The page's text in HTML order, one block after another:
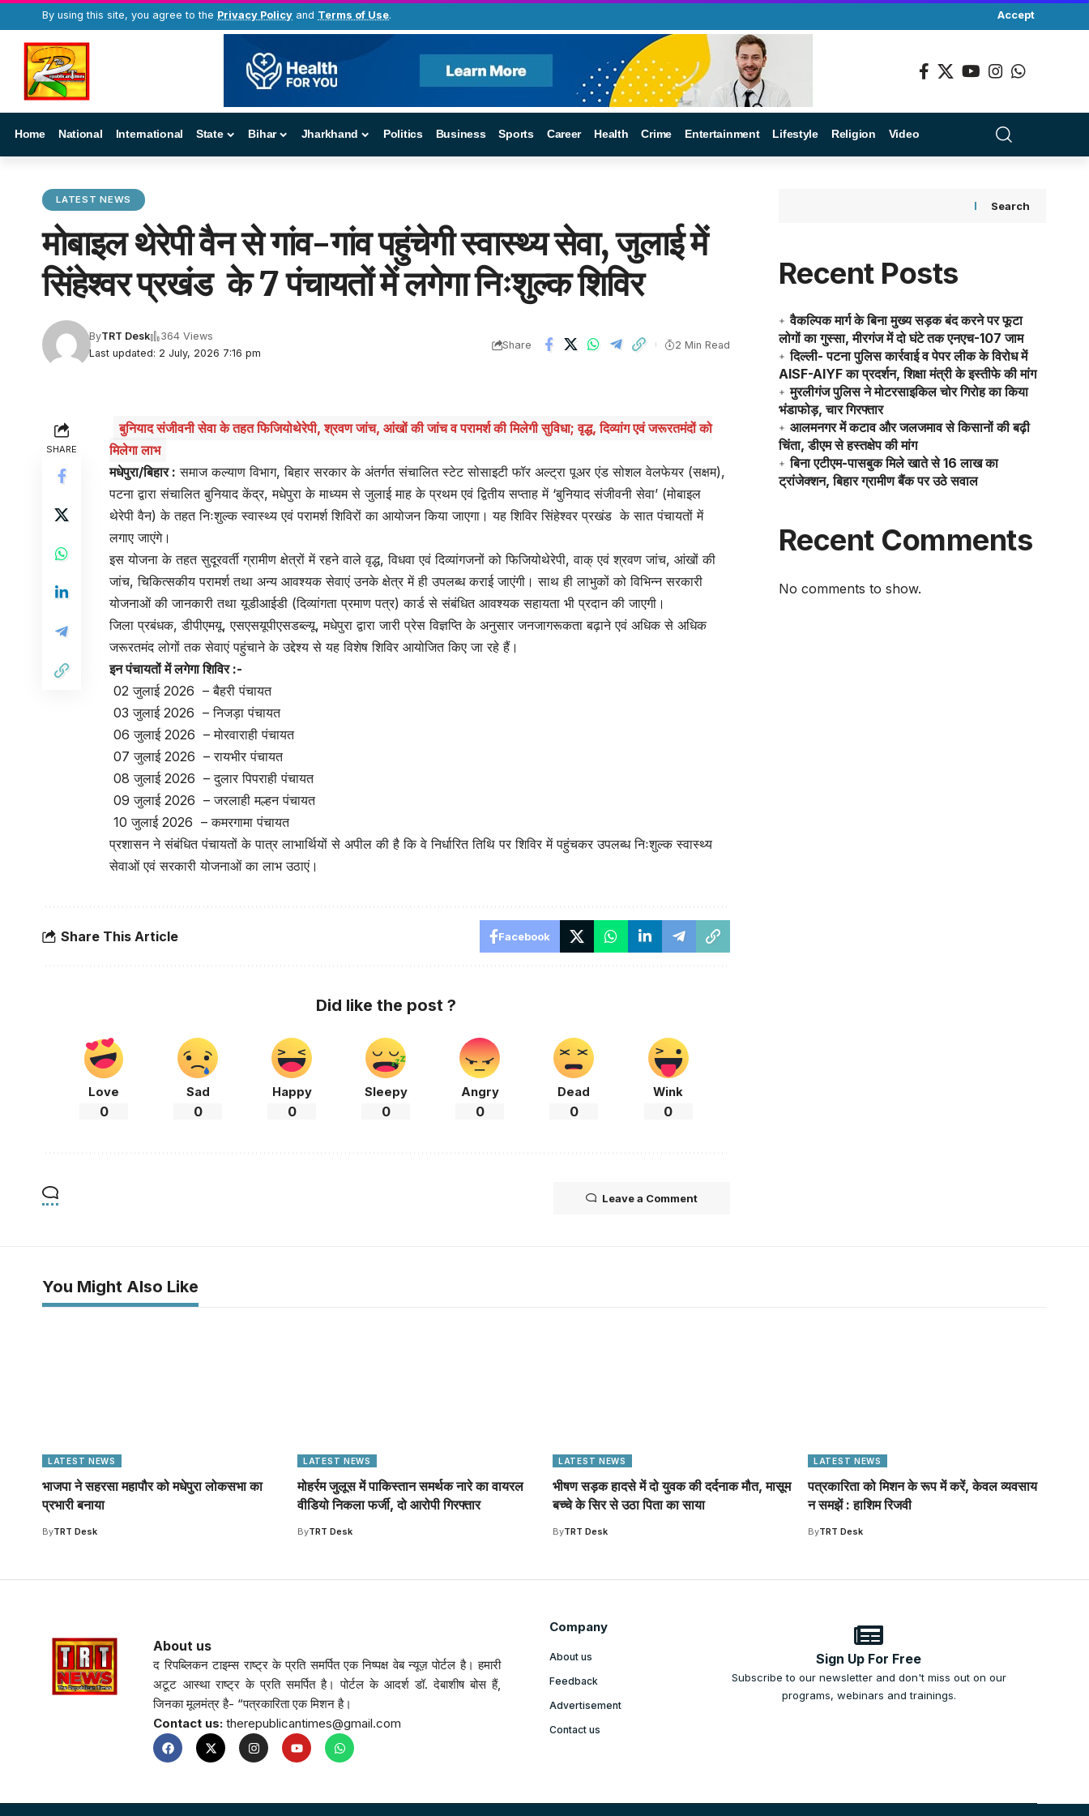
By using this site, you agree to the Privacy Policy and Terms of Use. Accept
Home National International State Bihar Jharkhand Politics Business Sports Career Health Crime Entertainment Lifestyle Religion Video
LATEST NEWS
मोबाइल थेरेपी वैन से गांव-गांव पहुंचेगी स्वास्थ्य सेवा, जुलाई में
सिंहेश्वर प्रखंड के 7 पंचायतों में लगेगा निःशुल्क शिविर
Last updated: 2 July, 2026 7:16 pm
ByTRT Desk 364 Views
Share 2 Min Read
SHARE
बुनियाद संजीवनी सेवा के तहत फिजियोथेरेपी, श्रवण जांच, आंखों की जांच व परामर्श की मिलेगी सुविधा; वृद्ध, दिव्यांग एवं जरूरतमंदों को
मिलेगा लाभ
मधेपुरा/बिहार : समाज कल्याण विभाग, बिहार सरकार के अंतर्गत संचालित स्टेट सोसाइटी फॉर अल्ट्रा पूअर एंड सोशल वेलफेयर (सक्षम),
पटना द्वारा संचालित बुनियाद केंद्र, मधेपुरा के माध्यम से जुलाई माह के प्रथम एवं द्वितीय सप्ताह में ‘बुनियाद संजीवनी सेवा’ (मोबाइल
थेरेपी वैन) के तहत निःशुल्क स्वास्थ्य एवं परामर्श शिविरों का आयोजन किया जाएगा। यह शिविर सिंहेश्वर प्रखंड के सात पंचायतों में
लगाए जाएंगे।
इस योजना के तहत सुदूरवर्ती ग्रामीण क्षेत्रों में रहने वाले वृद्ध, विधवा एवं दिव्यांगजनों को फिजियोथेरेपी, वाक् एवं श्रवण जांच, आंखों की
जांच, चिकित्सकीय परामर्श तथा अन्य आवश्यक सेवाएं उनके क्षेत्र में ही उपलब्ध कराई जाएंगी। साथ ही लाभुकों को विभिन्न सरकारी
योजनाओं की जानकारी तथा यूडीआईडी (दिव्यांगता प्रमाण पत्र) कार्ड से संबंधित आवश्यक सहायता भी प्रदान की जाएगी।
जिला प्रबंधक, डीपीएमयू, एसएसयूपीएसडब्ल्यू, मधेपुरा द्वारा जारी प्रेस विज्ञप्ति के अनुसार जनजागरूकता बढ़ाने एवं अधिक से अधिक
जरूरतमंद लोगों तक सेवाएं पहुंचाने के उद्देश्य से यह विशेष शिविर आयोजित किए जा रहे हैं।
इन पंचायतों में लगेगा शिविर :-
02 जुलाई 2026 – बैहरी पंचायत
03 जुलाई 2026 – निजड़ा पंचायत
06 जुलाई 2026 – मोरवाराही पंचायत
07 जुलाई 2026 – रायभीर पंचायत
08 जुलाई 2026 – दुलार पिपराही पंचायत
09 जुलाई 2026 – जरलाही मल्हन पंचायत
10 जुलाई 2026 – कमरगामा पंचायत
प्रशासन ने संबंधित पंचायतों के पात्र लाभार्थियों से अपील की है कि वे निर्धारित तिथि पर शिविर में पहुंचकर उपलब्ध निःशुल्क स्वास्थ्य
सेवाओं एवं सरकारी योजनाओं का लाभ उठाएं।
Share This Article Facebook
Did like the post ?
Love
0
Sad
0
Happy
0
Sleepy
0
Angry
0
Dead
0
Wink
0
Leave a Comment
Search
Recent Posts
वैकल्पिक मार्ग के बिना मुख्य सड़क बंद करने पर फूटा
लोगों का गुस्सा, मीरगंज में दो घंटे तक एनएच-107 जाम
दिल्ली- पटना पुलिस कार्रवाई व पेपर लीक के विरोध में
AISF-AIYF का प्रदर्शन, शिक्षा मंत्री के इस्तीफे की मांग
मुरलीगंज पुलिस ने मोटरसाइकिल चोर गिरोह का किया
भंडाफोड़, चार गिरफ्तार
आलमनगर में कटाव और जलजमाव से किसानों की बढ़ी
चिंता, डीएम से हस्तक्षेप की मांग
बिना एटीएम-पासबुक मिले खाते से 16 लाख का
ट्रांजेक्शन, बिहार ग्रामीण बैंक पर उठे सवाल
Recent Comments
No comments to show.
You Might Also Like
LATEST NEWS
भाजपा ने सहरसा महापौर को मधेपुरा लोकसभा का
प्रभारी बनाया
ByTRT Desk
LATEST NEWS
मोहर्रम जुलूस में पाकिस्तान समर्थक नारे का वायरल
वीडियो निकला फर्जी, दो आरोपी गिरफ्तार
ByTRT Desk
LATEST NEWS
भीषण सड़क हादसे में दो युवक की दर्दनाक मौत, मासूम
बच्चे के सिर से उठा पिता का साया
ByTRT Desk
LATEST NEWS
पत्रकारिता को मिशन के रूप में करें, केवल व्यवसाय
न समझें : हाशिम रिजवी
ByTRT Desk
About us
द रिपब्लिकन टाइम्स राष्ट्र के प्रति समर्पित एक निष्पक्ष वेब न्यूज़ पोर्टल है। हमारी
अटूट आस्था राष्ट्र के प्रति समर्पित है। पोर्टल के आदर्श डॉ. देबाशीष बोस हैं,
जिनका मूलमंत्र है- “पत्रकारिता एक मिशन है।
Contact us: therepublicantimes@gmail.com
Company
About us
Feedback
Advertisement
Contact us
Sign Up For Free
Subscribe to our newsletter and don't miss out on our
programs, webinars and trainings.